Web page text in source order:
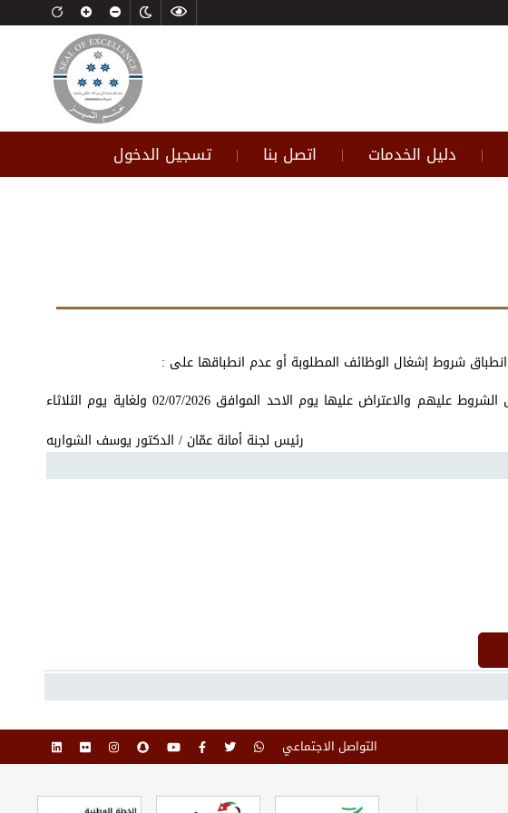
| دليل الخدمات | اتصل بنا | تسجيل الدخول
ثانياً: المتقدمين الذين لم تنطبق عليهم شروط الاعلان، كما تتيح امانة عمان لهم امكانية الاطلاع على اسباب عدم انطباق الشروط عليهم والاعتراض عليها يوم الاحد الموافق 02/07/2026 ولغاية يوم الثلاثاء
رئيس لجنة أمانة عمّان / الدكتور يوسف الشواربه
التواصل الاجتماعي